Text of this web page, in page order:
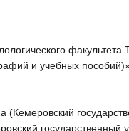
и учебных пособий)
(Кемеровский
государственный